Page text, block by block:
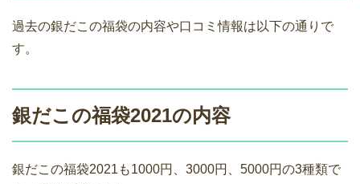
過去の銀だこの福袋の内容や口コミ情報は以下の通りで
す。
銀だこの福袋2021の内容
銀だこの福袋2021も1000円、3000円、5000円の3種類で